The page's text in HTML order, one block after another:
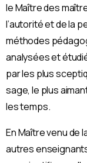
le Maître des
l’autorité et de la
méthodes
analysées et
par les plus
sage, le plus
les temps.
En Maître venu de
autres